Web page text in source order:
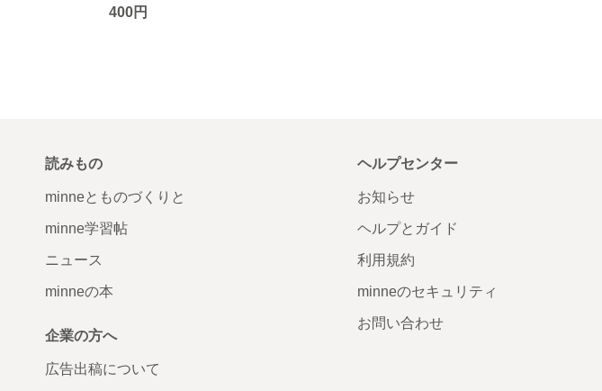
400円
読みもの
minneとものづくりと
minne学習帖
ニュース
minneの本
企業の方へ
広告出稿について
ヘルプセンター
お知らせ
ヘルプとガイド
利用規約
minneのセキュリティ
お問い合わせ